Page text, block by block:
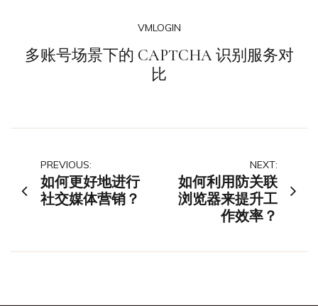
VMLOGIN
多账号场景下的 CAPTCHA 识别服务对
比
章
航
PREVIOUS:
如何更好地进行
社交媒体营销？
NEXT:
如何利用防关联
浏览器来提升工
作效率？